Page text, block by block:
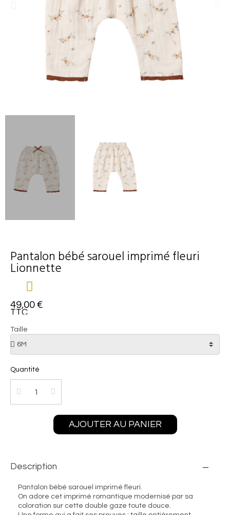
Pantalon bébé sarouel imprimé fleuri
Lionnette
49,00 €
TTC
Taille
Quantité
AJOUTER AU PANIER
Description
Pantalon bébé sarouel imprimé fleuri.
On adore cet imprimé romantique modernisé par sa
coloration sur cette double gaze toute douce.